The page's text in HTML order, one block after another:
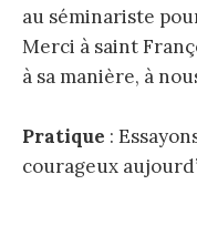
au séminariste
Merci à saint
à sa manière, à
Pratique :
courageux